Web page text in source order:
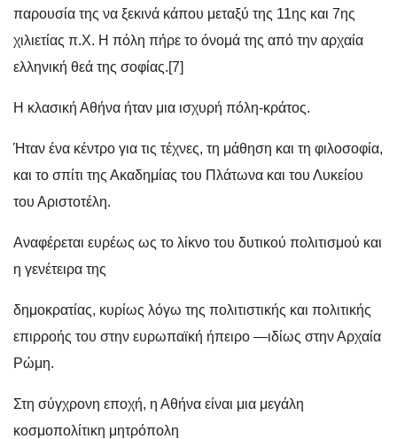
παρουσία της να ξεκινά κάπου μεταξύ της 11ης και 7ης
χιλιετίας π.Χ. Η πόλη πήρε το όνομά της από την αρχαία
ελληνική θεά της σοφίας.[7]
Η κλασική Αθήνα ήταν μια ισχυρή πόλη-κράτος.
Ήταν ένα κέντρο για τις τέχνες, τη μάθηση και τη φιλοσοφία,
και το σπίτι της Ακαδημίας του Πλάτωνα και του Λυκείου
του Αριστοτέλη.
Αναφέρεται ευρέως ως το λίκνο του δυτικού πολιτισμού και
η γενέτειρα της
δημοκρατίας, κυρίως λόγω της πολιτιστικής και πολιτικής
επιρροής του στην ευρωπαϊκή ήπειρο —ιδίως στην Αρχαία
Ρώμη.
Στη σύγχρονη εποχή, η Αθήνα είναι μια μεγάλη
κοσμοπολίτικη μητρόπολη